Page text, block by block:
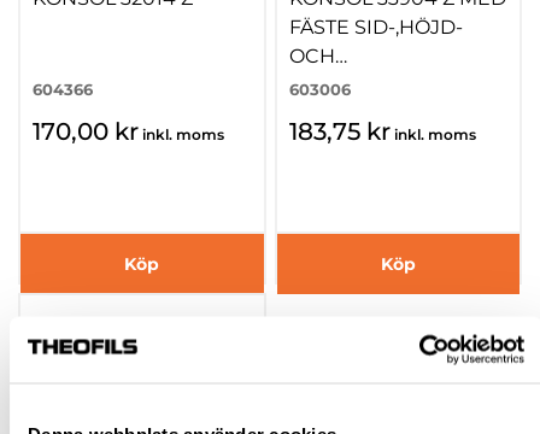
604366
170,00 kr inkl. moms
Köp
FÄSTE SID-,HÖJD-
OCH
LUTNINGSINSTÄLLNIN
603006
183,75 kr inkl. moms
Köp